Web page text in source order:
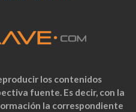
los contenidos
fuente. Es decir, con la
la correspondiente